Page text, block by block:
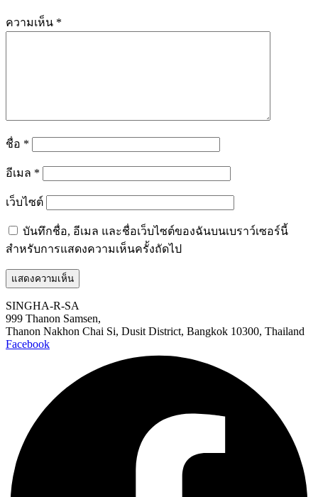
ความเห็น *
ชื่อ *
อีเมล *
เว็บไซต์
บันทึกชื่อ, อีเมล และชื่อเว็บไซต์ของฉันบนเบราว์เซอร์นี้
สำหรับการแสดงความเห็นครั้งถัดไป
SINGHA-R-SA
999 Thanon Samsen,
Thanon Nakhon Chai Si, Dusit District, Bangkok 10300, Thailand
Facebook